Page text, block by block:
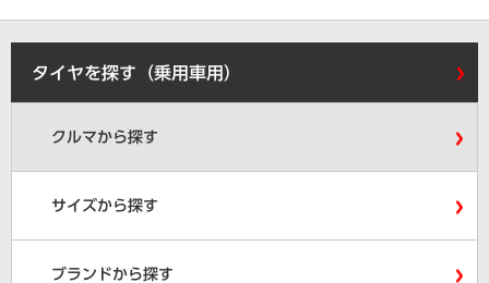
タイヤを探す（乗用車用）
クルマから探す
サイズから探す
ブランドから探す